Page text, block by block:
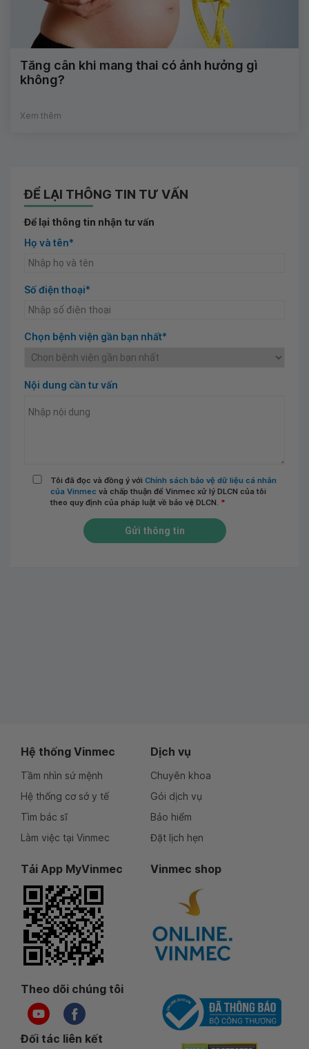
Tăng cân khi mang thai có ảnh hưởng gì
không?
Xem thêm
ĐỂ LẠI THÔNG TIN TƯ VẤN
Để lại thông tin nhận tư vấn
Họ và tên*
Số điện thoại*
Chọn bệnh viện gần bạn nhất*
Nội dung cần tư vấn
Tôi đã đọc và đồng ý với Chính sách bảo vệ dữ liệu cá nhân
của Vinmec và chấp thuận để Vinmec xử lý DLCN của tôi
theo quy định của pháp luật về bảo vệ DLCN. *
Gửi thông tin
Hệ thống Vinmec
Tầm nhìn sứ mệnh
Hệ thống cơ sở y tế
Tìm bác sĩ
Làm việc tại Vinmec
Dịch vụ
Chuyên khoa
Gói dịch vụ
Bảo hiểm
Đặt lịch hẹn
Tải App MyVinmec Vinmec shop
Theo dõi chúng tôi
Đối tác liên kết